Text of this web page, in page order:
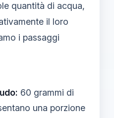
quantità di acqua,
il loro
i passaggi
60 grammi di
una porzione